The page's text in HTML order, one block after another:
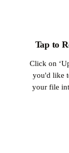
Tap to
Click on
you'd like
your file